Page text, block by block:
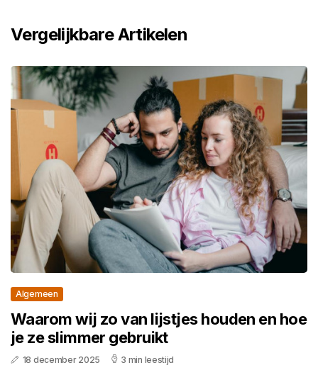
Vergelijkbare Artikelen
Algemeen
Waarom wij zo van lijstjes houden en hoe
je ze slimmer gebruikt
18 december 2025 3 min leestijd